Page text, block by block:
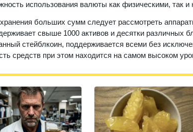
использования валюты как физическими, так
больших сумм следует рассмотреть
свыше 1000 активов и десятки различных
стейблкоин, поддерживается всеми без
средств при этом находится на самом высоком